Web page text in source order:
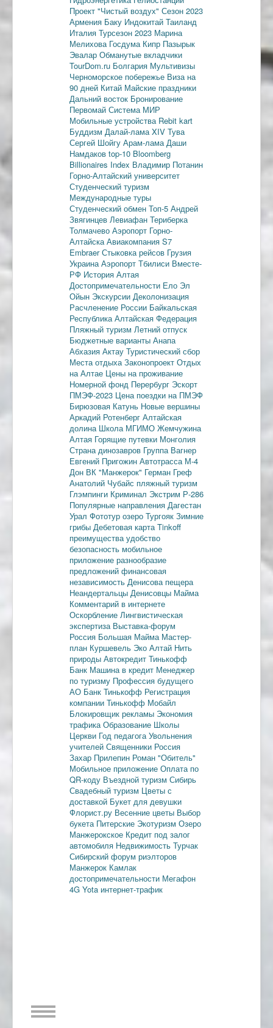
Проект "Чистый воздух" Сезон 2023
Армения Баку Индокитай Таиланд
Италия Турсезон 2023 Марина
Мелихова Госдума Кипр Пазырык
Эвалар Обманутые вкладчики
TourDom.ru Болгария Мультивизы
Черноморское побережье Виза на
90 дней Китай Майские праздники
Дальний восток Бронирование
Первомай Система МИР
Мобильные устройства Rebit kart
Буддизм Далай-лама XIV Тува
Сергей Шойгу Арам-лама Даши
Намдаков top-10 Bloomberg
Billionaires Index Владимир Потанин
Горно-Алтайский университет
Студенческий туризм
Международные туры
Студенческий обмен Топ-5 Андрей
Звягинцев Левиафан Териберка
Толмачево Аэропорт Горно-
Алтайска Авиакомпания S7
EmbraerСтыковка рейсов Грузия
Украина Аэропорт Тбилиси Вместе-
РФ История Алтая
Достопримечательности Ело Эл
Ойын Экскурсии Деколонизация
Расчленение России Байкальская
Республика Алтайская Федерация
Пляжный туризм Летний отпуск
Бюджетные варианты Анапа
Абхазия Актау Туристический сбор
Места отдыха Законопроект Отдых
на Алтае Цены на проживание
Номерной фонд Перербург Эскорт
ПМЭФ-2023 Цена поездки на ПМЭФ
Бирюзовая Катунь Новые вершины
Аркадий Ротенберг Алтайская
долина Школа МГИМО Жемчужина
Алтая Горящие путевки Монголия
Страна динозавров Группа Вагнер
Евгений Пригожин Автотрасса М-4
Дон ВК "Манжерок" Герман Греф
Анатолий Чубайс пляжный туризм
Глэмпинги Криминал Экстрим Р-286
Популярные направления Дагестан
Урал Фототур озеро Тургояк Зимние
грибы Дебетовая карта Tinkoff
преимущества удобство
безопасность мобильное
приложение разнообразие
предложений финансовая
независимость Денисова пещера
Неандертальцы Денисовцы Майма
Комментарий в интернете
Оскорбление Лингвистическая
экспертиза Выставка-форум
Россия Большая Майма Мастер-
план Куршевель Эко Алтай Нить
природы Автокредит Тинькофф
Банк Машина в кредит Менеджер
по туризму Профессия будущего
АО Банк Тинькофф Регистрация
компании Тинькофф Мобайл
Блокировщик рекламы Экономия
трафика Образование Школы
Церкви Год педагога Увольнения
учителей Священники Россия
Захар Прилепин Роман "Обитель"
Мобильное приложение Оплата по
QR-коду Въездной туризм Сибирь
Свадебный туризм Цветы с
доставкой Букет для девушки
Флорист.ру Весенние цветы Выбор
букета Питерские Экотуризм Озеро
Манжерокское Кредит под залог
автомобиля Недвижимость Турчак
Сибирский форум риэлторов
Манжерок Камлак
достопримечательности Мегафон
4G Yota интернет-трафик